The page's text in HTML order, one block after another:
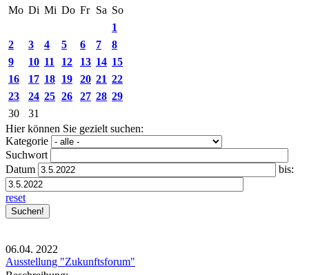
Mo Di Mi Do Fr Sa So
1
2
3 4 5 6 7
8
9
10 11 12 13 14 15
16
17 18 19 20 21 22
23
24 25 26 27 28 29
30
31
Hier können Sie gezielt suchen:
Kategorie
Suchwort
Datum
bis:
reset
06.04. 2022
Ausstellung "Zukunftsforum"